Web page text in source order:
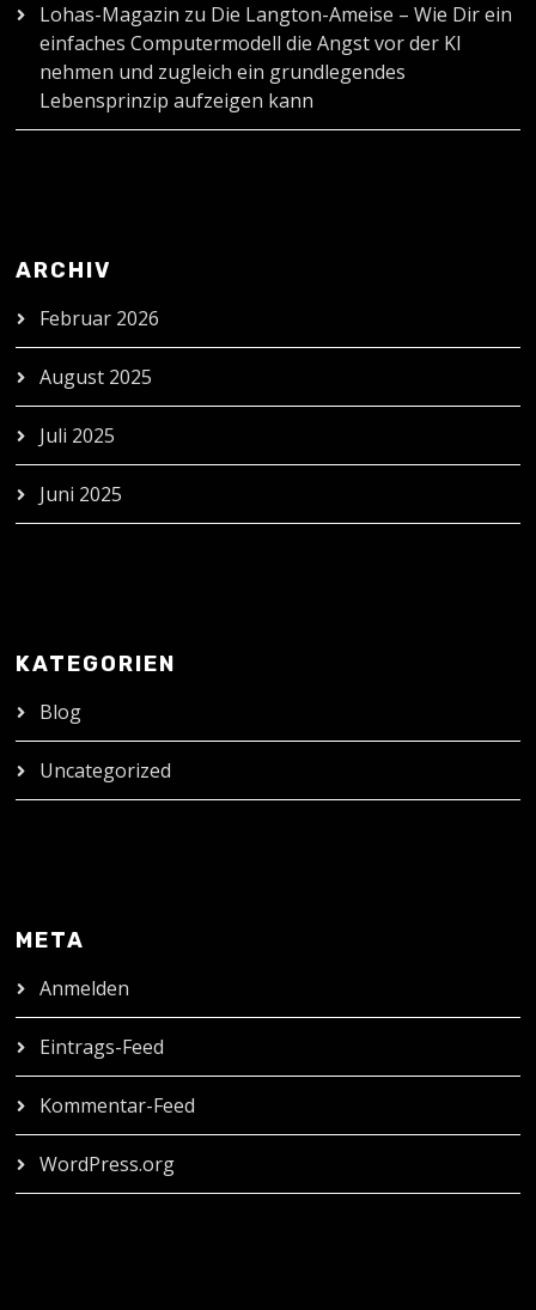
Lohas-Magazin zu Die Langton-Ameise – Wie Dir ein
einfaches Computermodell die Angst vor der KI
nehmen und zugleich ein grundlegendes
Lebensprinzip aufzeigen kann
ARCHIV
Februar 2026
August 2025
Juli 2025
Juni 2025
KATEGORIEN
Blog
Uncategorized
META
Anmelden
Eintrags-Feed
Kommentar-Feed
WordPress.org